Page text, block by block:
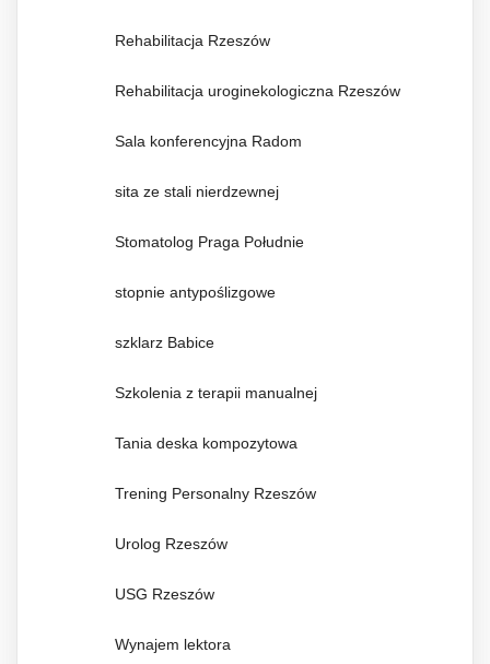
Rehabilitacja Rzeszów
Rehabilitacja uroginekologiczna Rzeszów
Sala konferencyjna Radom
sita ze stali nierdzewnej
Stomatolog Praga Południe
stopnie antypoślizgowe
szklarz Babice
Szkolenia z terapii manualnej
Tania deska kompozytowa
Trening Personalny Rzeszów
Urolog Rzeszów
USG Rzeszów
Wynajem lektora